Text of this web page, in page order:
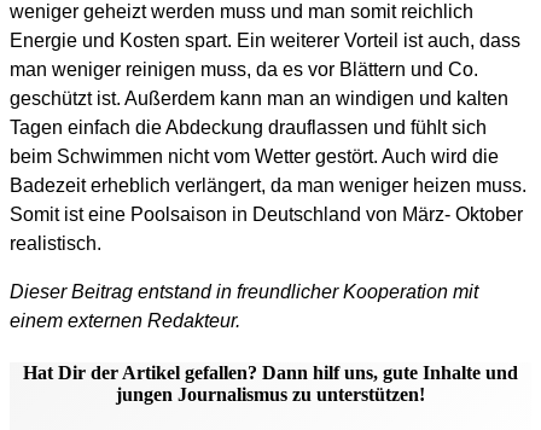
weniger geheizt werden muss und man somit reichlich
Energie und Kosten spart. Ein weiterer Vorteil ist auch, dass
man weniger reinigen muss, da es vor Blättern und Co.
geschützt ist. Außerdem kann man an windigen und kalten
Tagen einfach die Abdeckung drauflassen und fühlt sich
beim Schwimmen nicht vom Wetter gestört. Auch wird die
Badezeit erheblich verlängert, da man weniger heizen muss.
Somit ist eine Poolsaison in Deutschland von März- Oktober
realistisch.
Dieser Beitrag entstand in freundlicher Kooperation mit
einem externen Redakteur.
Hat Dir der Artikel gefallen? Dann hilf uns, gute Inhalte und
jungen Journalismus zu unterstützen!